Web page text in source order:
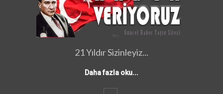
21 Yıldır Sizinleyiz...
Daha fazla oku...